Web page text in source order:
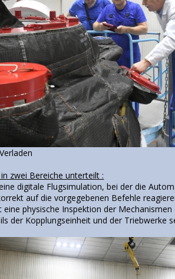
zwei Bereiche unterteilt :
digitale Flugsimulation, bei der die
auf die vorgegebenen Befehle
eine physische Inspektion der Mechanismen
der Kopplungseinheit und der Triebwerke